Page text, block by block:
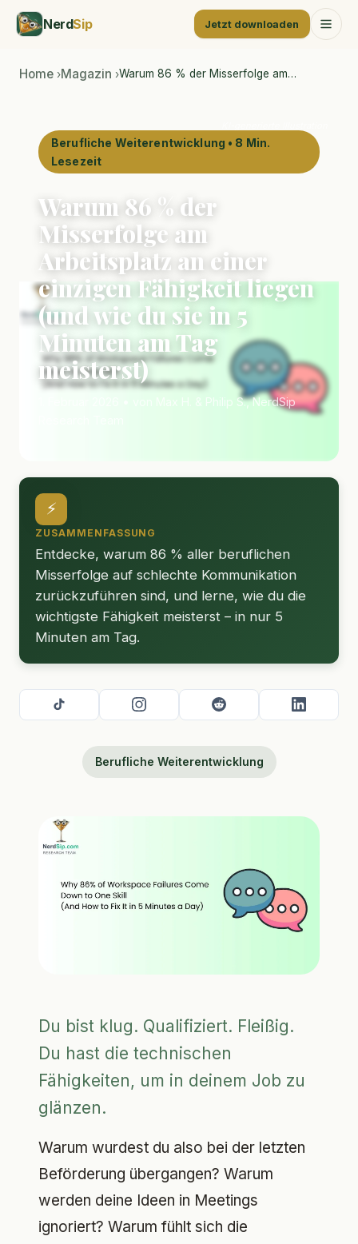
NerdSip Jetzt downloaden
Home ›Magazin ›Warum 86 % der Misserfolge am…
Berufliche Weiterentwicklung • 8 Min.
Lesezeit
Warum 86 % der
Misserfolge am
Arbeitsplatz an einer
einzigen Fähigkeit liegen
(und wie du sie in 5
Minuten am Tag
meisterst)
1. Februar 2026 • von Max H. & Philip S., NerdSip
⚡
ZUSAMMENFASSUNG
Entdecke, warum 86 % aller beruflichen
Misserfolge auf schlechte Kommunikation
zurückzuführen sind, und lerne, wie du die
wichtigste Fähigkeit meisterst – in nur 5
Minuten am Tag.
Berufliche Weiterentwicklung
Du bist klug. Qualifiziert. Fleißig.
Du hast die technischen
Fähigkeiten, um in deinem Job zu
glänzen.
Warum wurdest du also bei der letzten
Beförderung übergangen? Warum
werden deine Ideen in Meetings
ignoriert? Warum fühlt sich die